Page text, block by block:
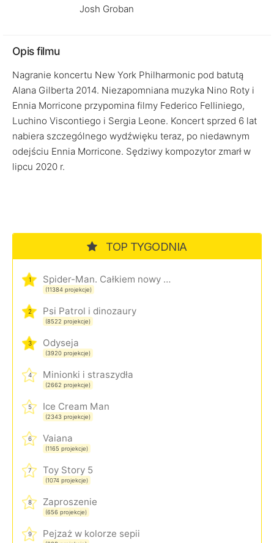
Josh Groban
Opis filmu
Nagranie koncertu New York Philharmonic pod batutą
Alana Gilberta 2014. Niezapomniana muzyka Nino Roty i
Ennia Morricone przypomina filmy Federico Felliniego,
Luchino Viscontiego i Sergia Leone. Koncert sprzed 6 lat
nabiera szczególnego wydźwięku teraz, po niedawnym
odejściu Ennia Morricone. Sędziwy kompozytor zmarł w
lipcu 2020 r.
TOP TYGODNIA
1 Spider-Man. Całkiem nowy dzień
(11384 projekcje)
2 Psi Patrol i dinozaury
(8522 projekcje)
3 Odyseja
(3920 projekcje)
4 Minionki i straszydła
(2662 projekcje)
5 Ice Cream Man
(2343 projekcje)
6 Vaiana
(1165 projekcje)
7 Toy Story 5
(1074 projekcje)
8 Zaproszenie
(656 projekcje)
9 Pejzaż w kolorze sepii